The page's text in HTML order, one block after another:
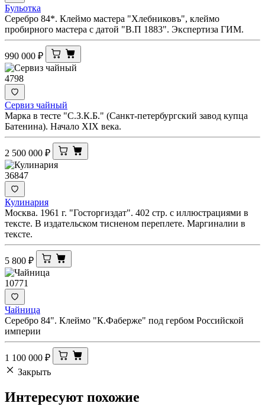
Бульотка
Серебро 84*. Клеймо мастера "Хлебниковъ", клеймо
пробирного мастера с датой "В.П 1883". Экспертиза ГИМ.
990 000 ₽
4798
Сервиз чайный
Марка в тесте "С.З.К.Б." (Санкт-петербургский завод купца
Батенина). Начало XIX века.
2 500 000 ₽
36847
Кулинария
Москва. 1961 г. "Госторгиздат". 402 стр. с иллюстрациями в
тексте. В издательском тисненом переплете. Маргиналии в
тексте.
5 800 ₽
10771
Чайница
Серебро 84". Клеймо "К.Фаберже" под гербом Российской
империи
1 100 000 ₽
Закрыть
Интересуют похожие